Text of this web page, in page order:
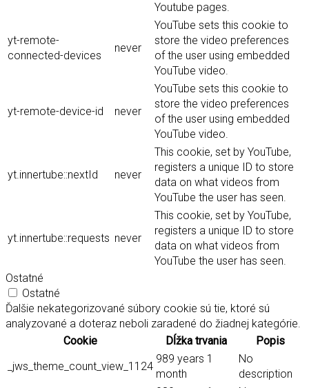
Youtube pages.
yt-remote-
connected-devices
never
YouTube sets this cookie to
store the video preferences
of the user using embedded
YouTube video.
yt-remote-device-id never
YouTube sets this cookie to
store the video preferences
of the user using embedded
YouTube video.
yt.innertube::nextId never
This cookie, set by YouTube,
registers a unique ID to store
data on what videos from
YouTube the user has seen.
yt.innertube::requests never
This cookie, set by YouTube,
registers a unique ID to store
data on what videos from
YouTube the user has seen.
Ostatné
Ostatné
Ďalšie nekategorizované súbory cookie sú tie, ktoré sú
analyzované a doteraz neboli zaradené do žiadnej kategórie.
Cookie
Dĺžka trvania
Popis
_jws_theme_count_view_1124
989 years 1
month
No
description